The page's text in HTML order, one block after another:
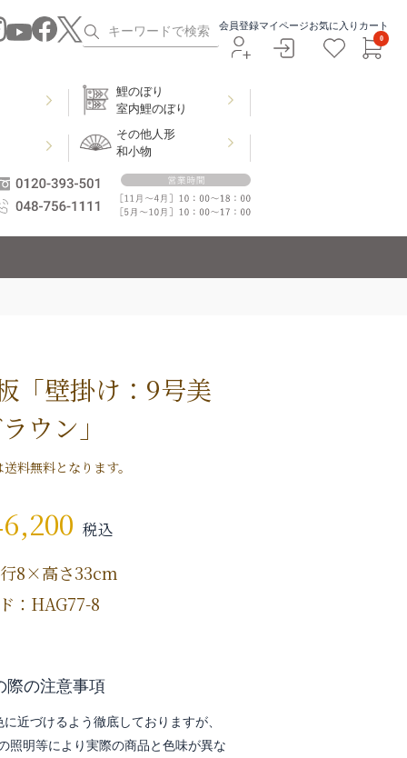
会員登録マイページお気に入り カート
0
鯉のぼり
室内鯉のぼり
その他人形
和小物
「壁掛け：9号美
ウン」
料無料となります。
税込
8×高さ33cm
：HAG77-8
際の注意事項
近づけるよう徹底しておりますが、
照明等により実際の商品と色味が異な